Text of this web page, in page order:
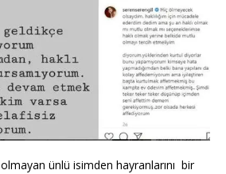
ünlü isimden hayranlarını bir